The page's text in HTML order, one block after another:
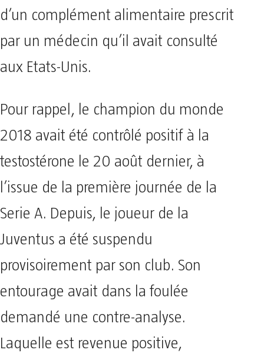
d’un complément alimentaire prescrit
par un médecin qu’il avait consulté
aux Etats-Unis.
Pour rappel, le champion du monde
2018 avait été contrôlé positif à la
testostérone le 20 août dernier, à
l’issue de la première journée de la
Serie A. Depuis, le joueur de la
Juventus a été suspendu
provisoirement par son club. Son
entourage avait dans la foulée
demandé une contre-analyse.
Laquelle est revenue positive,